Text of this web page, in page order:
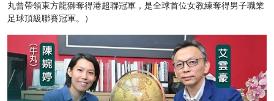
丸曾帶領東方龍獅奪得港超聯冠軍，是全球首位女教練奪得男子職業
足球頂級聯賽冠軍。）